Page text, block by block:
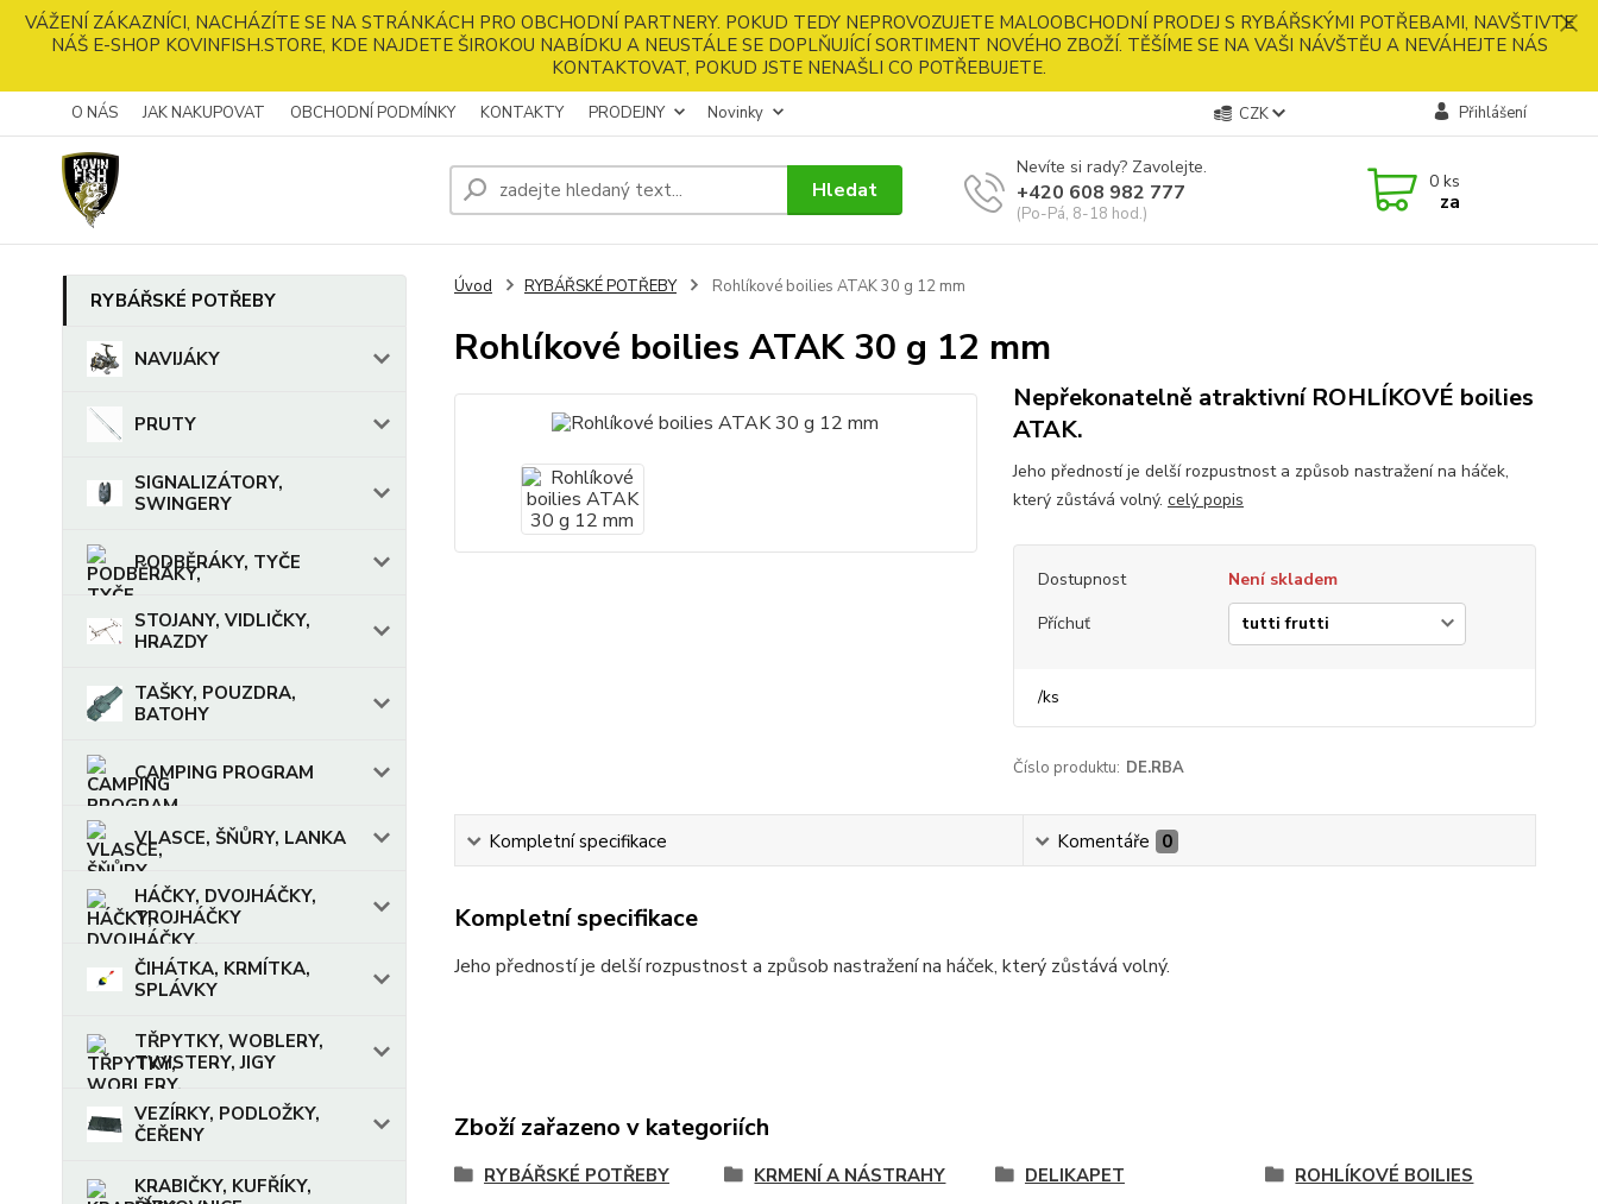
VÁŽENÍ ZÁKAZNÍCI, NACHÁZÍTE SE NA STRÁNKÁCH PRO OBCHODNÍ PARTNERY. POKUD TEDY NEPROVOZUJETE MALOOBCHODNÍ PRODEJ S RYBÁŘSKÝMI POTŘEBAMI, NAVŠTIVTE
NÁŠ E-SHOP KOVINFISH.STORE, KDE NAJDETE ŠIROKOU NABÍDKU A NEUSTÁLE SE DOPLŇUJÍCÍ SORTIMENT NOVÉHO ZBOŽÍ. TĚŠÍME SE NA VAŠI NÁVŠTĚU A NEVÁHEJTE NÁS
KONTAKTOVAT, POKUD JSTE NENAŠLI CO POTŘEBUJETE.
O NÁS JAK NAKUPOVAT OBCHODNÍ PODMÍNKY KONTAKTY PRODEJNY Novinky CZK Přihlášení
Hledat
Nevíte si rady? Zavolejte.
+420 608 982 777
(Po-Pá, 8-18 hod.)
0 ks
za
RYBÁŘSKÉ POTŘEBY
NAVIJÁKY
PRUTY
SIGNALIZÁTORY,
SWINGERY
PODBĚRÁKY, TYČE
STOJANY, VIDLIČKY,
HRAZDY
TAŠKY, POUZDRA,
BATOHY
CAMPING PROGRAM
VLASCE, ŠŇŮRY, LANKA
HÁČKY, DVOJHÁČKY,
TROJHÁČKY
ČIHÁTKA, KRMÍTKA,
SPLÁVKY
TŘPYTKY, WOBLERY,
TWISTERY, JIGY
VEZÍRKY, PODLOŽKY,
ČEŘENY
KRABIČKY, KUFŘÍKY,
Úvod RYBÁŘSKÉ POTŘEBY Rohlíkové boilies ATAK 30 g 12 mm
Rohlíkové boilies ATAK 30 g 12 mm
Nepřekonatelně atraktivní ROHLÍKOVÉ boilies
ATAK.
Jeho předností je delší rozpustnost a způsob nastražení na háček,
který zůstává volný. celý popis
Dostupnost
Není skladem
Příchuť
/ks
Číslo produktu: DE.RBA
Kompletní specifikace Komentáře 0
Kompletní specifikace
Jeho předností je delší rozpustnost a způsob nastražení na háček, který zůstává volný.
Zboží zařazeno v kategoriích
RYBÁŘSKÉ POTŘEBY KRMENÍ A NÁSTRAHY DELIKAPET
ROHLÍKOVÉ BOILIES